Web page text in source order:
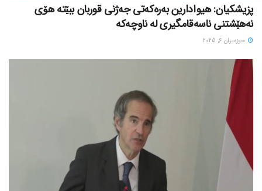
پزیشکیان: هیوادارین بەرەکەتی جەژنی قوربان ببێتە هۆی
نەهێشتنی ناسەقامگیری لە ناوچەکە
حوزه‌یران 6, 2025